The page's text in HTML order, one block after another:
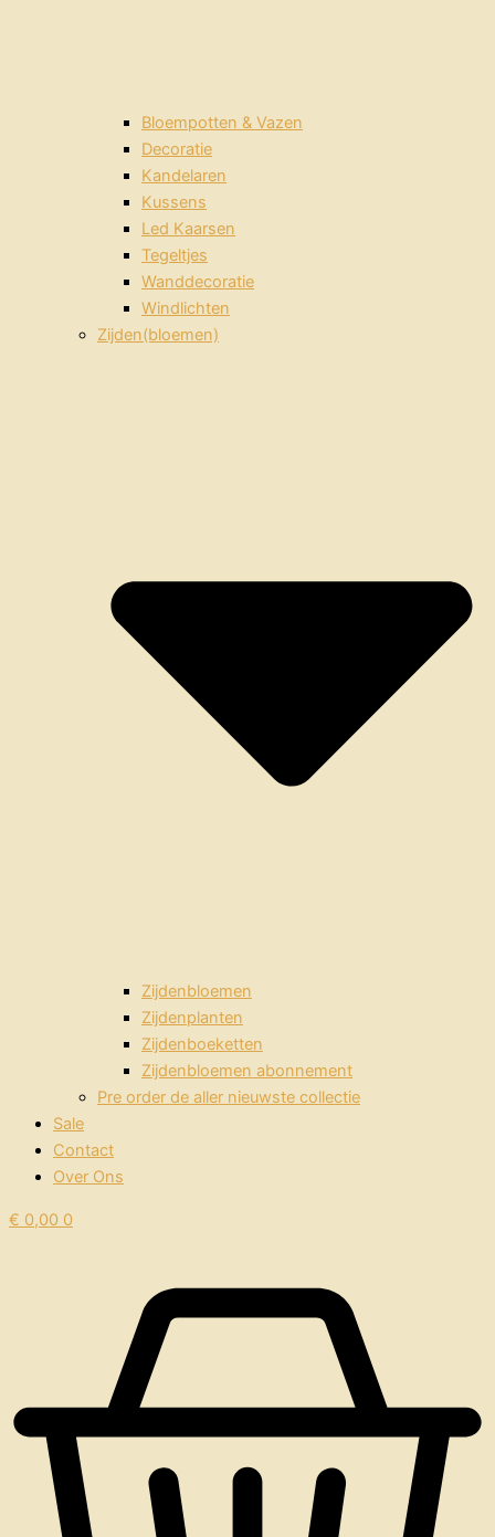
Bloempotten & Vazen
Decoratie
Kandelaren
Kussens
Led Kaarsen
Tegeltjes
Wanddecoratie
Windlichten
Zijden(bloemen)
Zijdenbloemen
Zijdenplanten
Zijdenboeketten
Zijdenbloemen abonnement
Pre order de aller nieuwste collectie
Sale
Contact
Over Ons
€ 0,00 0